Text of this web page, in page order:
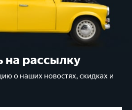
рассылку
о наших новостях, скидках и